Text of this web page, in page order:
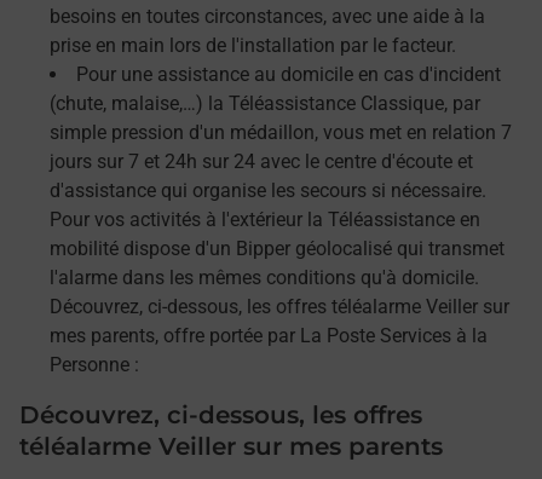
besoins en toutes circonstances, avec une aide à la
prise en main lors de l'installation par le facteur.
Pour une assistance au domicile en cas d'incident
(chute, malaise,…) la Téléassistance Classique, par
simple pression d'un médaillon, vous met en relation 7
jours sur 7 et 24h sur 24 avec le centre d'écoute et
d'assistance qui organise les secours si nécessaire.
Pour vos activités à l'extérieur la Téléassistance en
mobilité dispose d'un Bipper géolocalisé qui transmet
l'alarme dans les mêmes conditions qu'à domicile.
Découvrez, ci-dessous, les offres téléalarme Veiller sur
mes parents, offre portée par La Poste Services à la
Personne :
Découvrez, ci-dessous, les offres
téléalarme Veiller sur mes parents